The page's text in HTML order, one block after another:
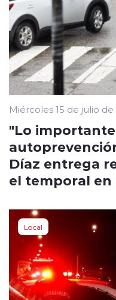
Miércoles 15 de julio de
"Lo
Díaz entrega
el temporal en
Local